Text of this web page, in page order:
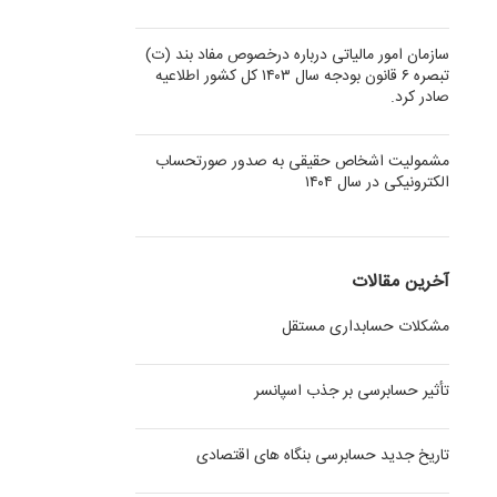
سازمان امور مالیاتی درباره درخصوص مفاد بند (ت)
تبصره ۶ قانون بودجه سال ۱۴۰۳ کل کشور اطلاعیه
صادر کرد.
مشمولیت اشخاص حقیقی به صدور صورتحساب
الکترونیکی در سال ۱۴۰۴
آخرین مقالات
مشکلات حسابداری مستقل
تأثیر حسابرسی بر جذب اسپانسر
تاریخ جدید حسابرسی بنگاه های اقتصادی